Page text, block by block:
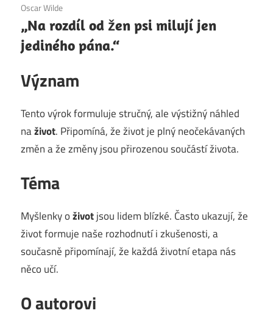
1. 12. 2020
Oscar Wilde
„Na rozdíl od žen psi milují jen
jediného pána.“
Význam
Tento výrok formuluje stručný, ale výstižný náhled
naživot. Připomíná, že život je plný neočekávaných
změn a že změny jsou přirozenou součástí života.
Téma
Myšlenky oživotjsou lidem blízké. Často ukazují, že
život formuje naše rozhodnutí i zkušenosti, a
současně připomínají, že každá životní etapa nás
něco učí.
O autorovi